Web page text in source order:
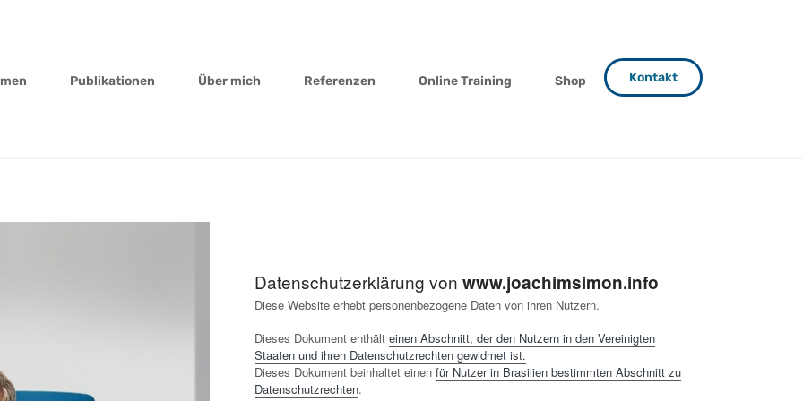
Publikationen Über mich Referenzen Online Training Shop Kontakt
Datenschutzerklärung von www.joachimsimon.info
Diese Website erhebt personenbezogene Daten von ihren Nutzern.
Dieses Dokument enthält einen Abschnitt, der den Nutzern in den Vereinigten
Staaten und ihren Datenschutzrechten gewidmet ist.
Dieses Dokument beinhaltet einen für Nutzer in Brasilien bestimmten Abschnitt zu
Datenschutzrechten.